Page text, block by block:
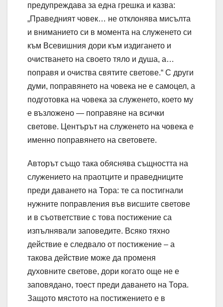
предупреждава за една грешка и казва:
„Праведният човек… не отклонява мисълта
и вниманието си в момента на служенето си
към Всевишния дори към издигането и
очистването на своето тяло и душа, а…
поправя и очиства святите светове.“ С други
думи, поправянето на човека не е самоцел, а
подготовка на човека за служенето, което му
е възложено — поправяне на всички
светове. Центърът на служенето на човека е
именно поправянето на световете.
Авторът също така обяснява същността на
служението на праотците и праведниците
преди даването на Тора: те са постигнали
нужните поправления във висшите светове
и в съответствие с това постижение са
изпълнявали заповедите. Всяко тяхно
действие е следвало от постижение – а
такова действие може да променя
духовните светове, дори когато още не е
заповядано, тоест преди даването на Тора.
Защото мястото на постижението е в